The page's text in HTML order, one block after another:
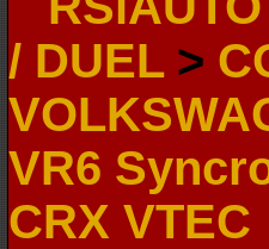
/ DUEL>
VR6
CRX VTEC